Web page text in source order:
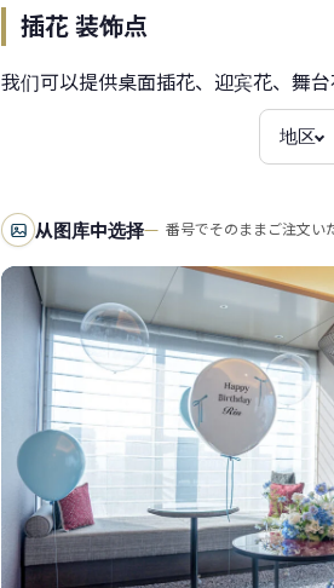
插花 装饰点
我们可以提供桌面插花、迎宾花、舞
地区
从图库中选择 番号でそのままご注文い